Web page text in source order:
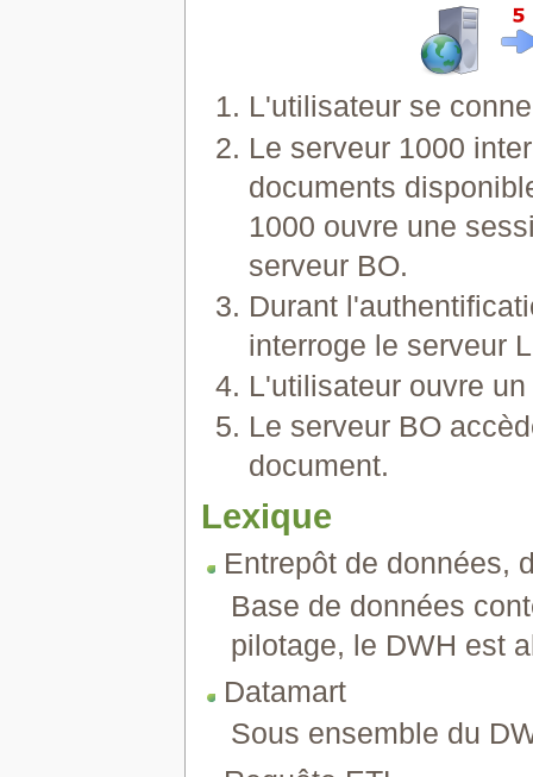
L'utilisateur se
Le serveur 1000
documents
1000 ouvre une
serveur BO.
Durant
interroge le serveur
L'utilisateur ouvre
Le serveur BO
document.
Lexique
Entrepôt de données,
Base de données
pilotage, le DWH est
Datamart
Sous ensemble du